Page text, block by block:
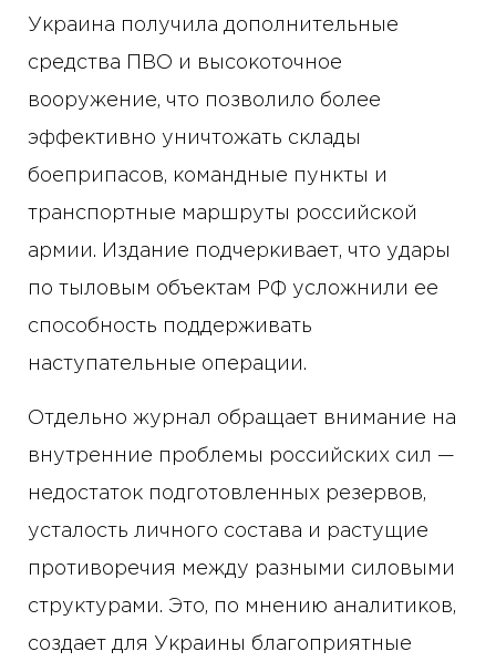
Украина получила дополнительные
средства ПВО и высокоточное
вооружение, что позволило более
эффективно уничтожать склады
боеприпасов, командные пункты и
транспортные маршруты российской
армии. Издание подчеркивает, что удары
по тыловым объектам РФ усложнили ее
способность поддерживать
наступательные операции.
Отдельно журнал обращает внимание на
внутренние проблемы российских сил —
недостаток подготовленных резервов,
усталость личного состава и растущие
противоречия между разными силовыми
структурами. Это, по мнению аналитиков,
создает для Украины благоприятные